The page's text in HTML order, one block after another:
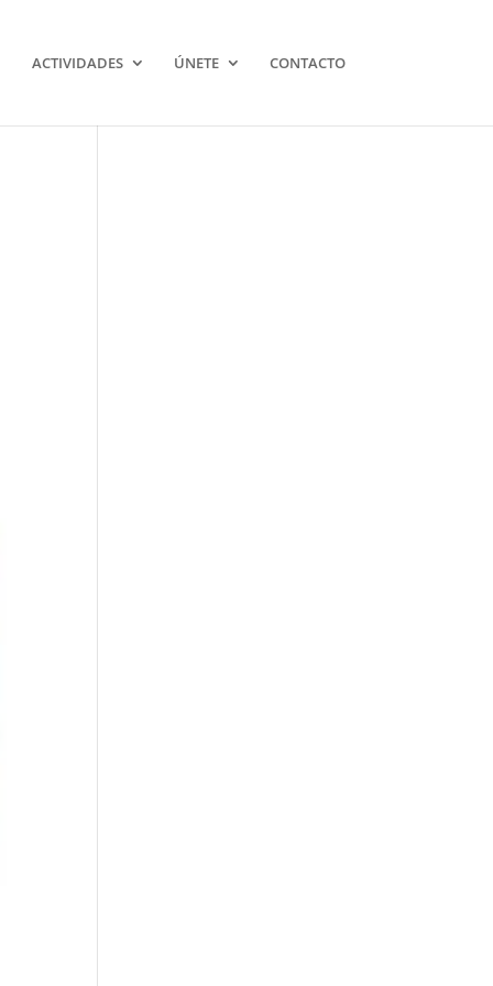
ACTIVIDADES ÚNETE CONTACTO